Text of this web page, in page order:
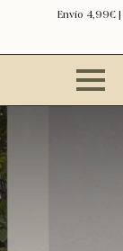
Envío 4,99€ |